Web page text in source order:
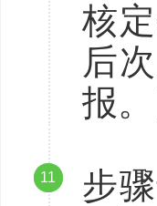
核
后
报。
11
步